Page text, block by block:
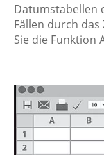
Datumstabellen
Fällen durch
Sie die Funktion